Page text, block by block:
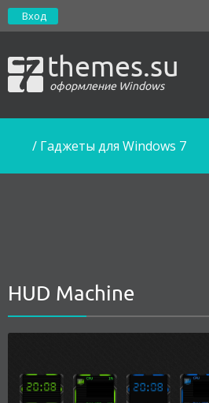
Вход
themes.su
оформление Windows
/ Гаджеты для Windows 7
HUD Machine